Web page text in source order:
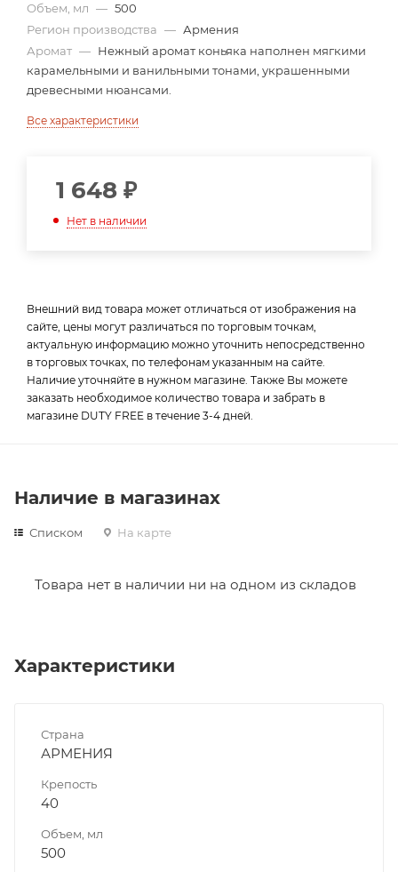
Объем, мл — 500
Регион производства — Армения
Аромат — Нежный аромат коньяка наполнен мягкими
карамельными и ванильными тонами, украшенными
древесными нюансами.
Все характеристики
1 648 ₽
Нет в наличии
Внешний вид товара может отличаться от изображения на
сайте, цены могут различаться по торговым точкам,
актуальную информацию можно уточнить непосредственно
в торговых точках, по телефонам указанным на сайте.
Наличие уточняйте в нужном магазине. Также Вы можете
заказать необходимое количество товара и забрать в
магазине DUTY FREE в течение 3-4 дней.
Наличие в магазинах
Списком На карте
Товара нет в наличии ни на одном из складов
Характеристики
Страна
АРМЕНИЯ
Крепость
40
Объем, мл
500